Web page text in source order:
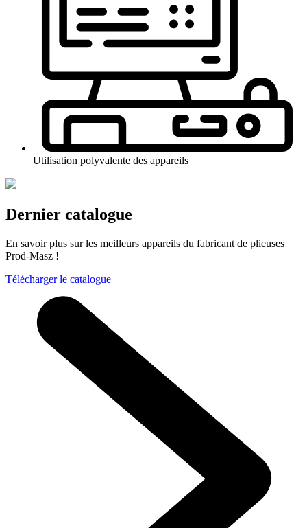
Utilisation polyvalente des appareils
Dernier catalogue
En savoir plus sur les meilleurs appareils du fabricant de plieuses
Prod-Masz !
Télécharger le catalogue